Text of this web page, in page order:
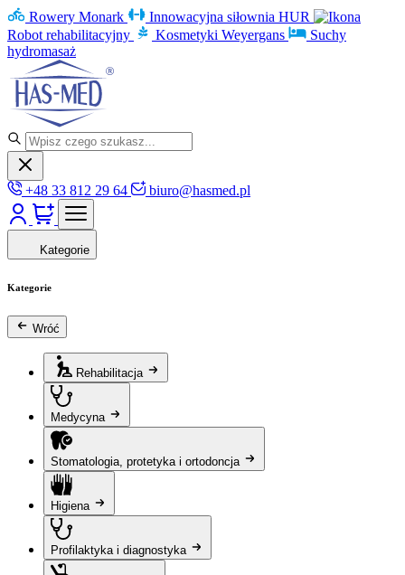
Rowery Monark
Innowacyjna siłownia HUR
Robot rehabilitacyjny
Kosmetyki Weyergans
Suchy
hydromasaż
+48 33 812 29 64 biuro@hasmed.pl
Kategorie
Kategorie
Wróć
Rehabilitacja
Medycyna
Stomatologia, protetyka i ortodoncja
Higiena
Profilaktyka i diagnostyka